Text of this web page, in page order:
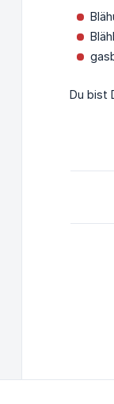
Du bist